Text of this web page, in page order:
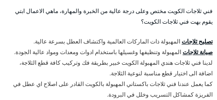
فني ثلاجات الكويت مختص وعلى درجة عالية من الخبرة والمهارة، ماهي الاعمال ابتي
يقوم بهت فني ثلاجات الكويت؟
تصليح ثلاجاتالمهبولة ذات الماركات العالمية واكتشاف العطل بسرعة عالية.
صيانة ثلاجاتالمهبولة وتنظيفها وغسيلها باستخدام ادوات ومعدات ومواد عالية الجودة.
لدينا فني ثلاجات هندي المهبولة الكويت خبير بطريقة فك وتركيب كافة قطع الثلاجة،
اضافة الى اختيار قطع مناسبة لنوعية الثلاجة.
كما يعمل عندنا فني ثلاجات باكستاني المهبولة بالكويت القادر على اصلاح اي عطل في
الفريزة كمشاكل التسريب وخلل في البرودة.